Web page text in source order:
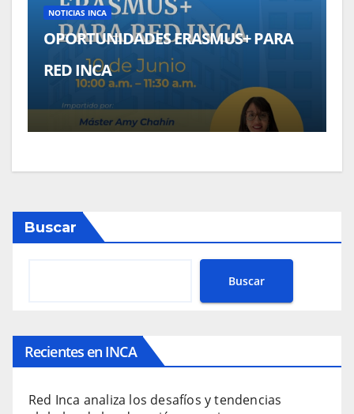
NOTICIAS INCA
OPORTUNIDADES ERASMUS+ PARA
RED INCA
Buscar
Buscar
Recientes en INCA
Red Inca analiza los desafíos y tendencias